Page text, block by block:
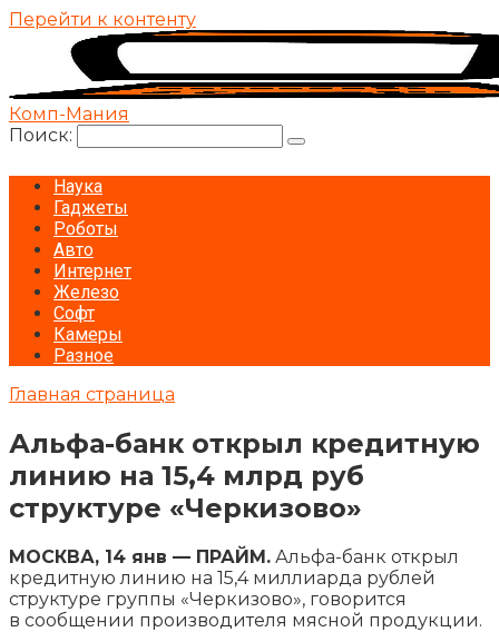
Перейти к контенту
Комп-Мания
Поиск:
Наука
Гаджеты
Роботы
Авто
Интернет
Железо
Софт
Камеры
Разное
Главная страница
Альфа-банк открыл кредитную
линию на 15,4 млрд руб
структуре «Черкизово»
МОСКВА, 14 янв — ПРАЙМ. Альфа-банк открыл
кредитную линию на 15,4 миллиарда рублей
структуре группы «Черкизово», говорится
в сообщении производителя мясной продукции.